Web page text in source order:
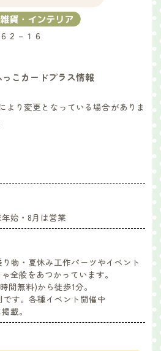
２－１６
こカードプラス情報
より変更となっている場合がありま
始・8月は営業
物・夏休み工作パーツやイベント
全般をあつかっています。
間無料)から徒歩1分。
す。各種イベント開催中
載。